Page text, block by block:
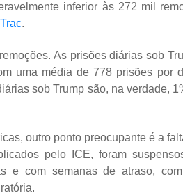
inferior às 272 mil
Trac.
As prisões diárias sob
uma média de 778 prisões
sob Trump são, na verdade,
outro ponto preocupante é a
pelo ICE, foram
e com semanas de atraso,